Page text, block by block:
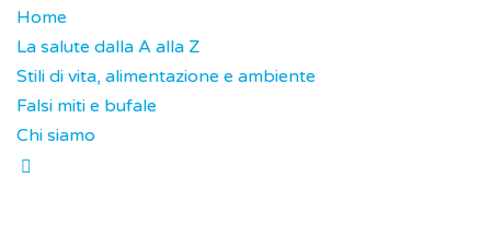
Home
La salute dalla A alla Z
Stili di vita, alimentazione e ambiente
Falsi miti e bufale
Chi siamo